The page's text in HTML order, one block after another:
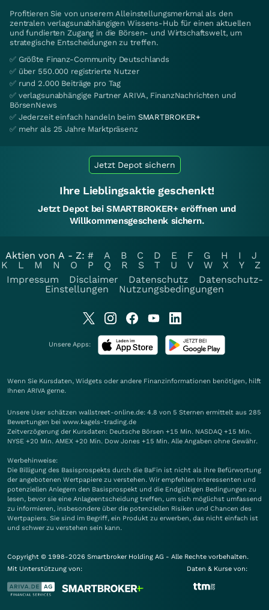
Profitieren Sie von unserem Alleinstellungsmerkmal als den
zentralen verlagsunabhängigen Wissens-Hub für einen aktuellen
und fundierten Zugang in die Börsen- und Wirtschaftswelt, um
strategische Entscheidungen zu treffen.
✅ Größte Finanz-Community Deutschlands
✅ über 550.000 registrierte Nutzer
✅ rund 2.000 Beiträge pro Tag
✅ verlagsunabhängige Partner ARIVA, FinanzNachrichten und
BörsenNews
✅ Jederzeit einfach handeln beim SMARTBROKER+
✅ mehr als 25 Jahre Marktpräsenz
Jetzt Depot sichern
Ihre Lieblingsaktie geschenkt!
Jetzt Depot bei SMARTBROKER+ eröffnen und
Willkommensgeschenk sichern.
Aktien von A - Z: # A B C D E F G H I
J
K
L M N O P Q R S T U V W X Y
Z
Impressum
Disclaimer Datenschutz
Datenschutz-
Einstellungen
Nutzungsbedingungen
Unsere Apps:
Wenn Sie Kursdaten, Widgets oder andere Finanzinformationen benötigen, hilft
Ihnen ARIVA gerne.
Unsere User schätzen wallstreet-online.de: 4.8 von 5 Sternen ermittelt aus 285
Bewertungen bei www.kagels-trading.de
Zeitverzögerung der Kursdaten: Deutsche Börsen +15 Min. NASDAQ +15 Min.
NYSE +20 Min. AMEX +20 Min. Dow Jones +15 Min. Alle Angaben ohne Gewähr.
Werbehinweise:
Die Billigung des Basisprospekts durch die BaFin ist nicht als ihre Befürwortung
der angebotenen Wertpapiere zu verstehen. Wir empfehlen Interessenten und
potenziellen Anlegern den Basisprospekt und die Endgültigen Bedingungen zu
lesen, bevor sie eine Anlageentscheidung treffen, um sich möglichst umfassend
zu informieren, insbesondere über die potenziellen Risiken und Chancen des
Wertpapiers. Sie sind im Begriff, ein Produkt zu erwerben, das nicht einfach ist
und schwer zu verstehen sein kann.
Copyright © 1998-2026 Smartbroker Holding AG - Alle Rechte vorbehalten.
Mit Unterstützung von:
Daten & Kurse von: